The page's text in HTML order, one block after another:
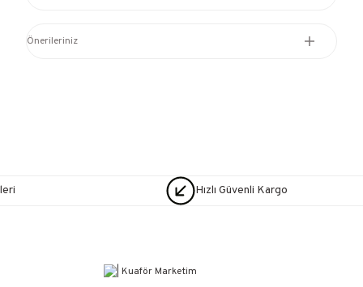
Önerileriniz
Hızlı Güvenli Kargo